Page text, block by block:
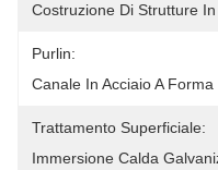
Costruzione Di Strutture In
Purlin:
Canale In Acciaio A Forma
Trattamento Superficiale:
Immersione Calda